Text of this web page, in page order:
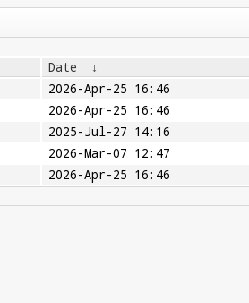
Date
↓
2026-Apr-25 16:46
2026-Apr-25 16:46
2025-Jul-27 14:16
2026-Mar-07 12:47
2026-Apr-25 16:46